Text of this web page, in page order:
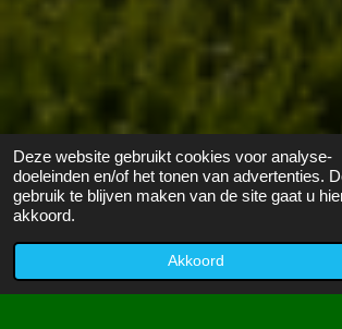
Deze website gebruikt cookies voor analyse-
doeleinden en/of het tonen van advertenties.
gebruik te blijven maken van de site gaat u
akkoord.
AkkoordTelefoonnummer